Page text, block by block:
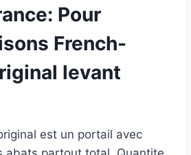
Pour
French-
levant
est un portail avec